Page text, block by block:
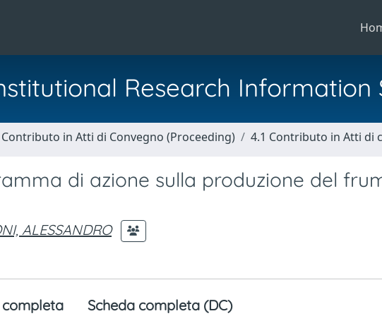
Research Information
in Atti di Convegno (Proceeding) 4.1 Contributo in Atti di
di azione sulla produzione del
ALESSANDRO
completa Scheda completa (DC)